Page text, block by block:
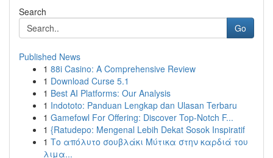
Search
Go
Published News
1 88i Casino: A Comprehensive Review
1 Download Curse 5.1
1 Best AI Platforms: Our Analysis
1 Indototo: Panduan Lengkap dan Ulasan Terbaru
1 Gamefowl For Offering: Discover Top-Notch F...
1 {Ratudepo: Mengenal Lebih Dekat Sosok Inspiratif
1 Το απόλυτο σουβλάκι Μύτικα στην καρδιά του
λιμα...